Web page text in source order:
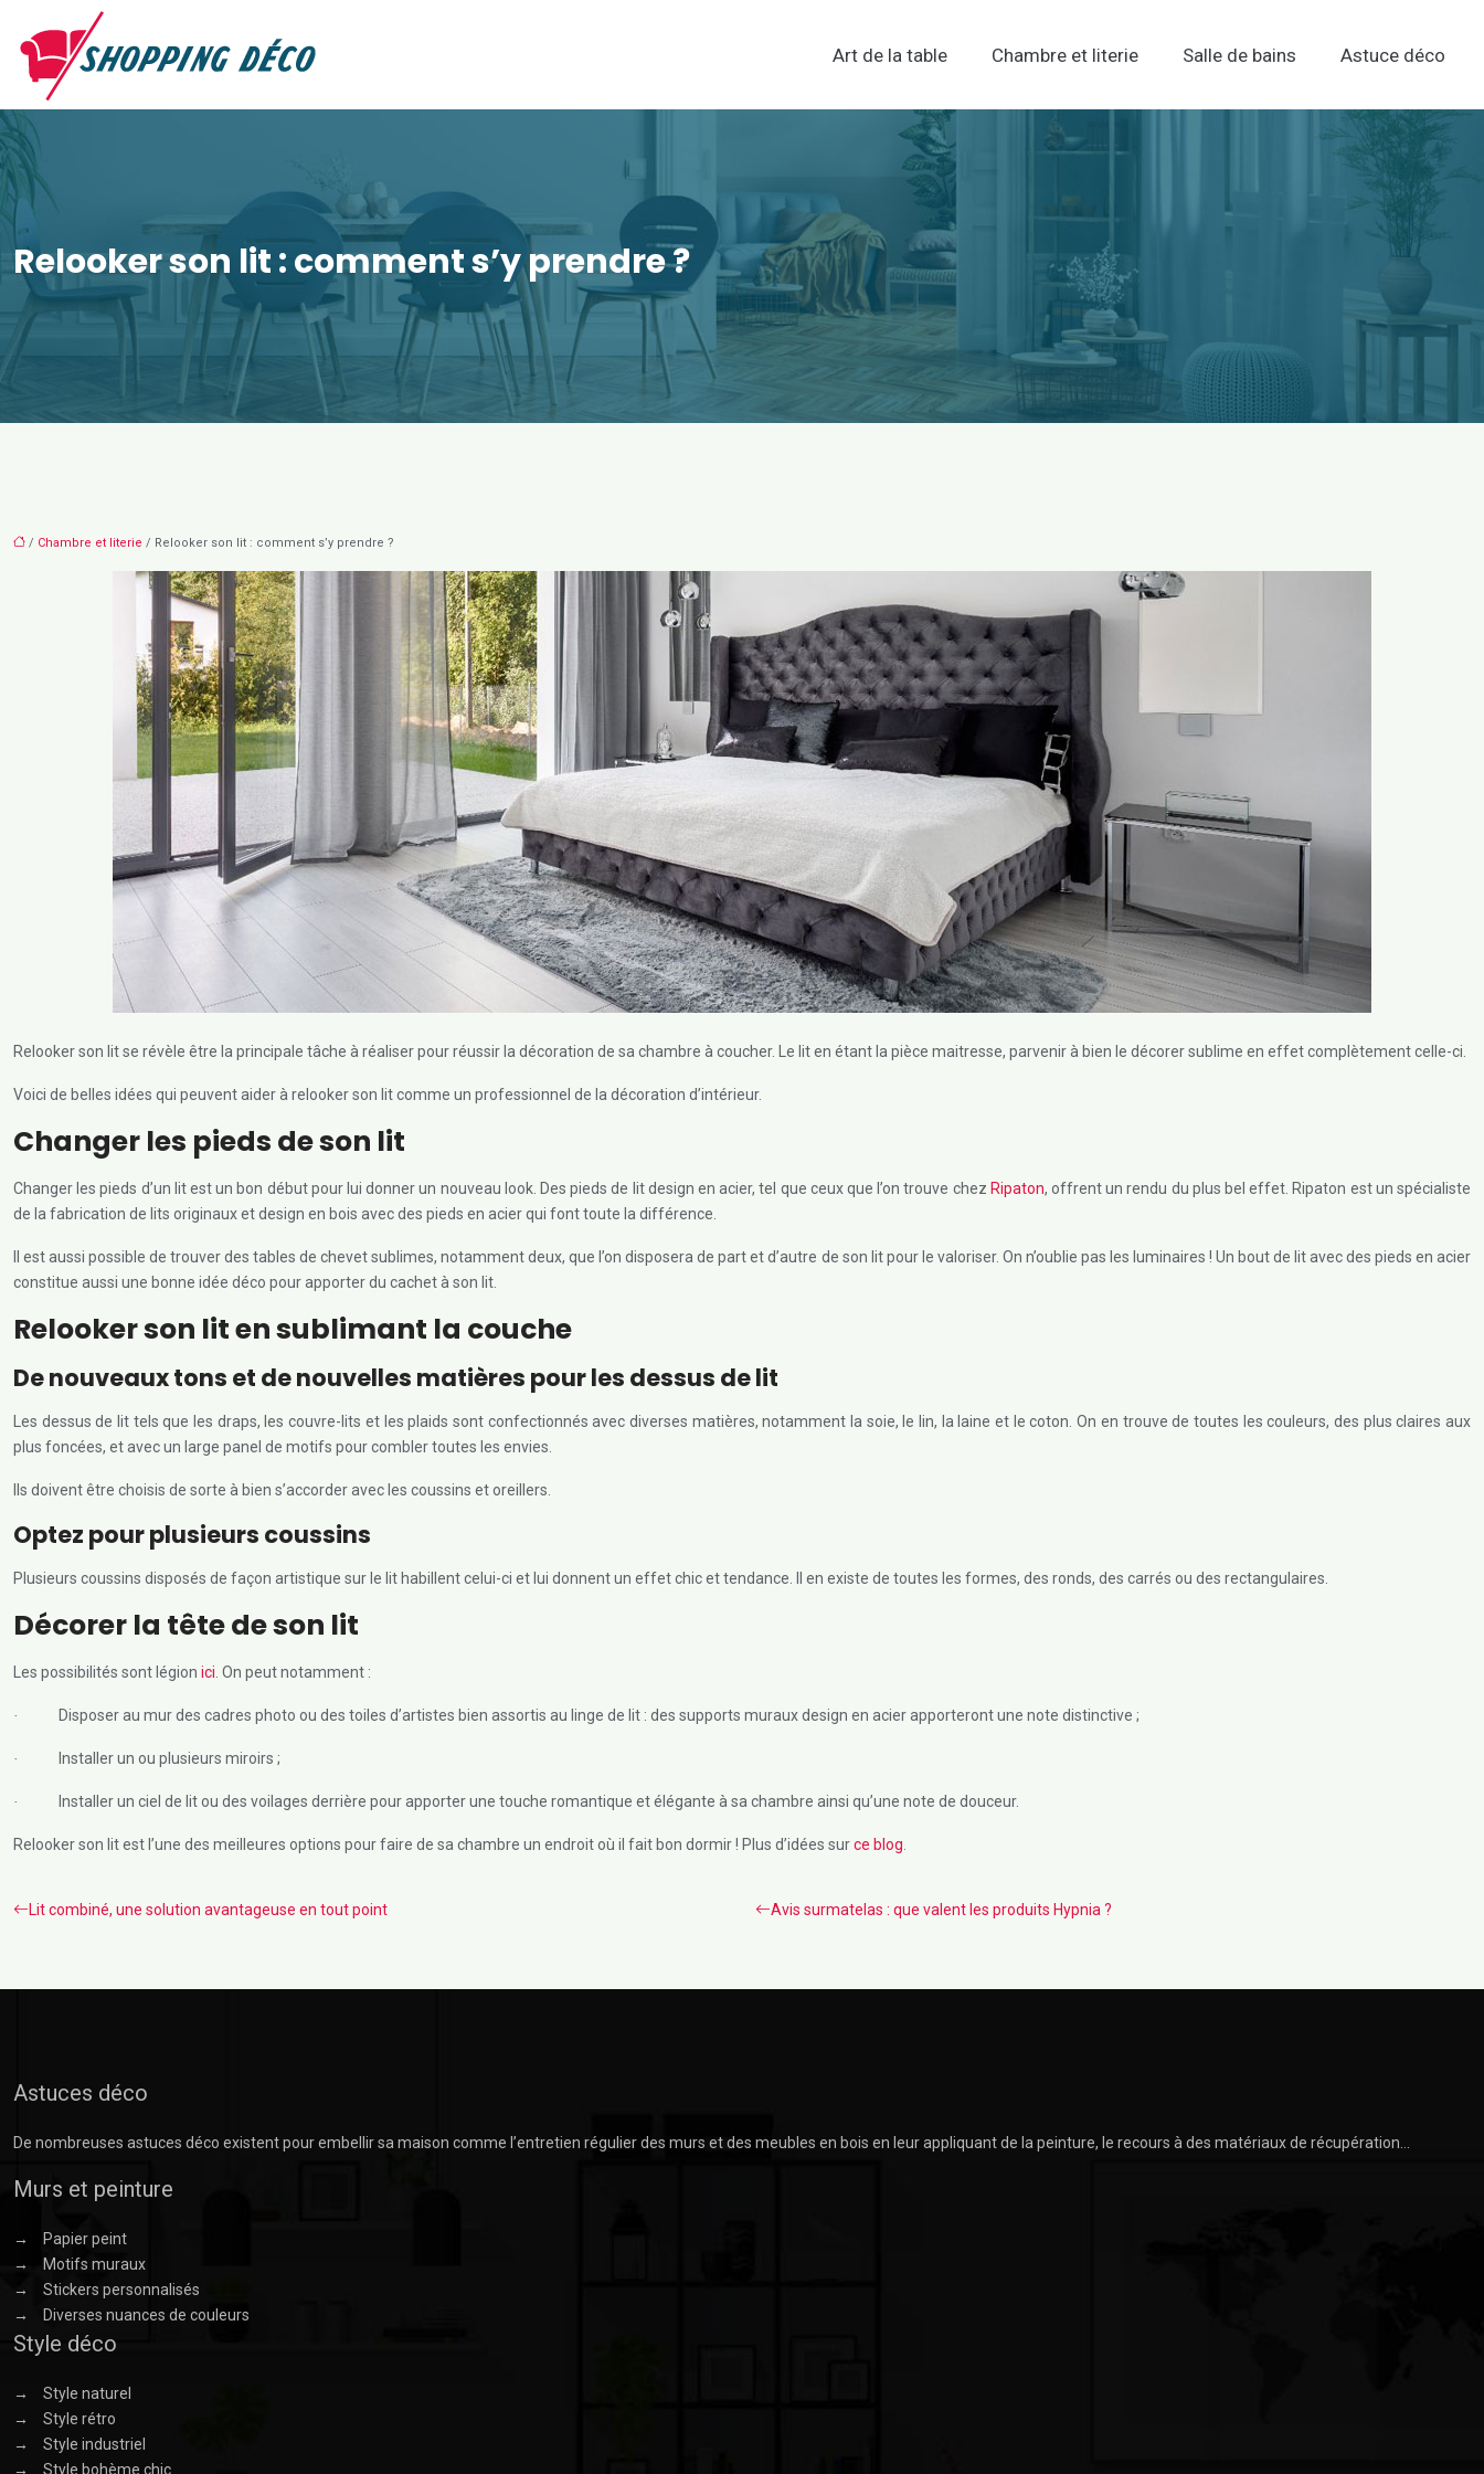
Art de la table Chambre et literie Salle de bains Astuce déco
Relooker son lit : comment s’y prendre ?
/ Chambre et literie / Relooker son lit : comment s’y prendre ?
Relooker son lit se révèle être la principale tâche à réaliser pour réussir la décoration de sa chambre à coucher. Le lit en étant la pièce maitresse, parvenir à bien le décorer sublime en effet complètement celle-ci.
Voici de belles idées qui peuvent aider à relooker son lit comme un professionnel de la décoration d’intérieur.
Changer les pieds de son lit
Changer les pieds d’un lit est un bon début pour lui donner un nouveau look. Des pieds de lit design en acier, tel que ceux que l’on trouve chez Ripaton, offrent un rendu du plus bel effet. Ripaton est un spécialiste
de la fabrication de lits originaux et design en bois avec des pieds en acier qui font toute la différence.
Il est aussi possible de trouver des tables de chevet sublimes, notamment deux, que l’on disposera de part et d’autre de son lit pour le valoriser. On n’oublie pas les luminaires ! Un bout de lit avec des pieds en acier
constitue aussi une bonne idée déco pour apporter du cachet à son lit.
Relooker son lit en sublimant la couche
De nouveaux tons et de nouvelles matières pour les dessus de lit
Les dessus de lit tels que les draps, les couvre-lits et les plaids sont confectionnés avec diverses matières, notamment la soie, le lin, la laine et le coton. On en trouve de toutes les couleurs, des plus claires aux
plus foncées, et avec un large panel de motifs pour combler toutes les envies.
Ils doivent être choisis de sorte à bien s’accorder avec les coussins et oreillers.
Optez pour plusieurs coussins
Plusieurs coussins disposés de façon artistique sur le lit habillent celui-ci et lui donnent un effet chic et tendance. Il en existe de toutes les formes, des ronds, des carrés ou des rectangulaires.
Décorer la tête de son lit
Les possibilités sont légion ici . On peut notamment :
· Disposer au mur des cadres photo ou des toiles d’artistes bien assortis au linge de lit : des supports muraux design en acier apporteront une note distinctive ;
· Installer un ou plusieurs miroirs ;
· Installer un ciel de lit ou des voilages derrière pour apporter une touche romantique et élégante à sa chambre ainsi qu’une note de douceur.
Relooker son lit est l’une des meilleures options pour faire de sa chambre un endroit où il fait bon dormir ! Plus d’idées surce blog
Lit combiné, une solution avantageuse en tout point Avis surmatelas : que valent les produits Hypnia ?
Astuces déco
De nombreuses astuces déco existent pour embellir sa maison comme l’entretien régulier des murs et des meubles en bois en leur appliquant de la peinture, le recours à des matériaux de récupération…
Murs et peinture
→
Papier peint
→
Motifs muraux
→
Stickers personnalisés
→
Diverses nuances de couleurs
Style déco
→
Style naturel
→
Style rétro
→
Style industriel
→
Style bohème chic